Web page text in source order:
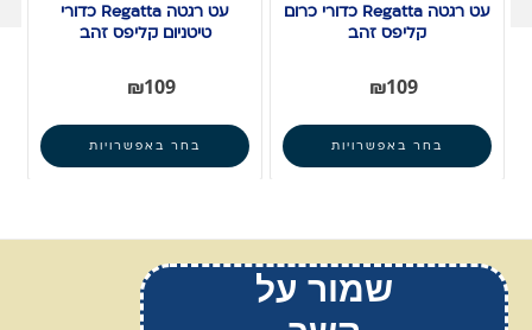
עט רגטה Regatta כדורי כרום
קליפס זהב
₪109
בחר באפשרויות
עט רגטה Regatta כדורי
טיטניום קליפס זהב
₪109
בחר באפשרויות
שמור על